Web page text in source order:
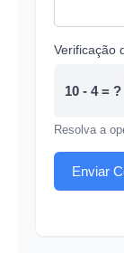
Verificação
10 - 4 = ?
Resolva a
Enviar